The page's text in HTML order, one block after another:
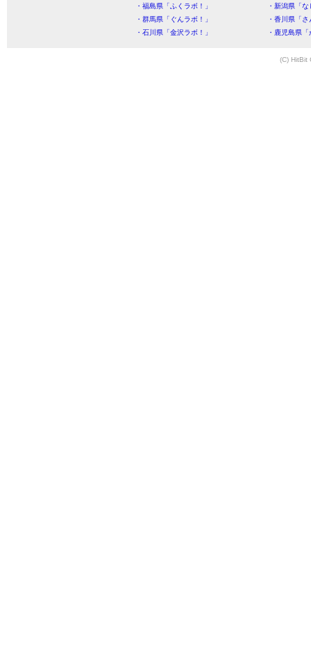
・福島県「ふくラボ！」
・新潟県「
・群馬県「ぐんラボ！」
・香川県「
・石川県「金沢ラボ！」
・鹿児島県
(C) HitBit